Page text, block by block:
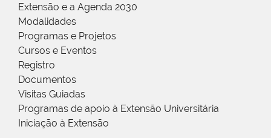
Extensão e a Agenda 2030
Modalidades
Programas e Projetos
Cursos e Eventos
Registro
Documentos
Visitas Guiadas
Programas de apoio à Extensão Universitária
Iniciação à Extensão